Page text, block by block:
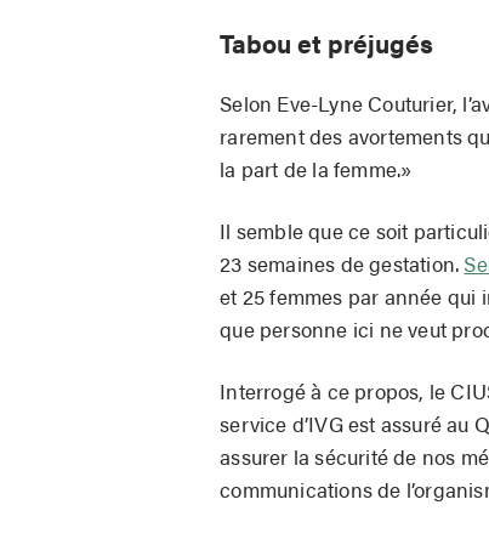
Tabou et préjugés
Selon Eve-Lyne Couturier,
rarement des avortements
la part de la femme.»
Il semble que ce soit
23 semaines de gestation.
et 25 femmes par année
que personne ici ne veut
Interrogé à ce propos, le
service d’IVG est assuré au
assurer la sécurité de nos
communications de